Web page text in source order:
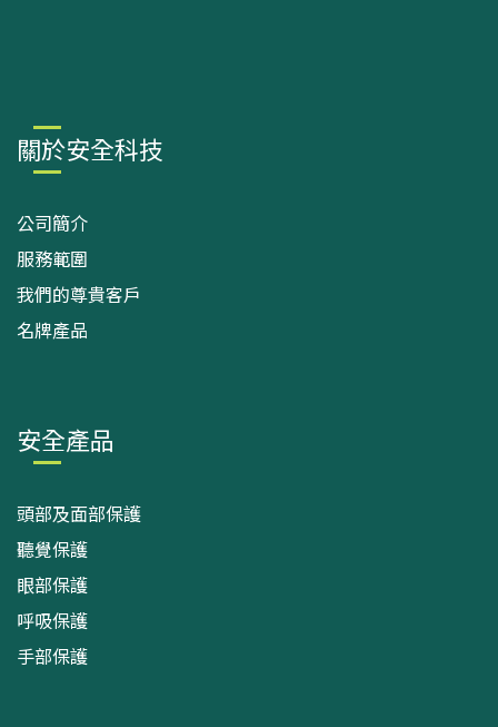
關於安全科技
公司簡介
服務範圍
我們的尊貴客戶
名牌產品
安全產品
頭部及面部保護
聽覺保護
眼部保護
呼吸保護
手部保護